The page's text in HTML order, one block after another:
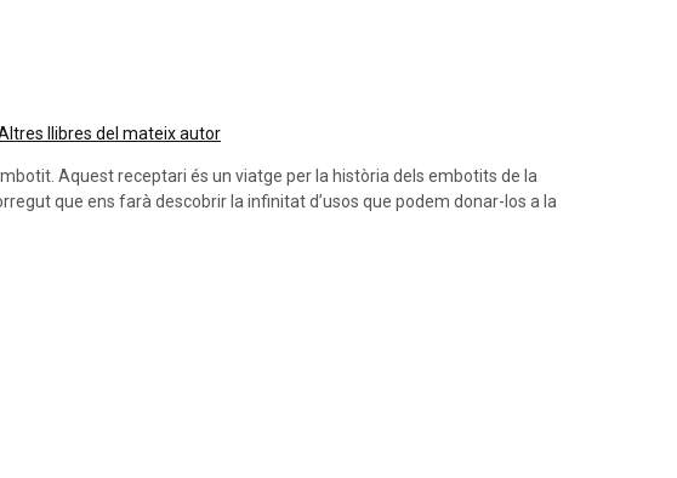
llibres del mateix autor
Aquest receptari és un viatge per la història dels embotits de la
que ens farà descobrir la infinitat d’usos que podem donar-los a la